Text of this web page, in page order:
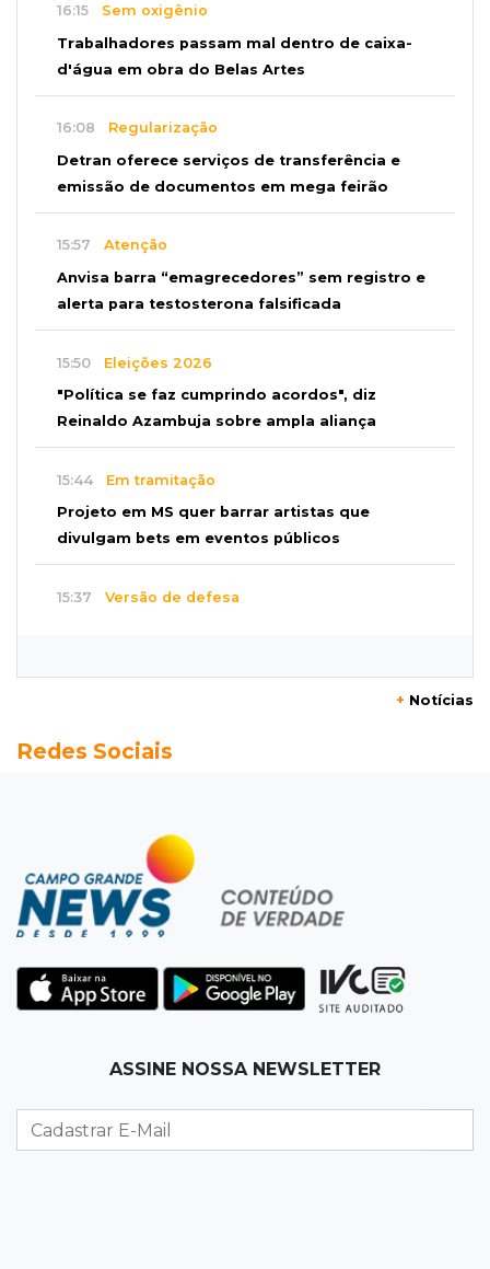
16:15 Sem oxigênio
Trabalhadores passam mal dentro de caixa-
d'água em obra do Belas Artes
16:08 Regularização
Detran oferece serviços de transferência e
emissão de documentos em mega feirão
15:57 Atenção
Anvisa barra “emagrecedores” sem registro e
alerta para testosterona falsificada
15:50 Eleições 2026
"Política se faz cumprindo acordos", diz
Reinaldo Azambuja sobre ampla aliança
15:44 Em tramitação
Projeto em MS quer barrar artistas que
divulgam bets em eventos públicos
15:37 Versão de defesa
Homem que atacou ex com motosserra na
Veículos
Rodamos 1.000 km com o Basalt; veja onde
ele mais surpreendeu
Morre aos 58 anos Luis Pedro Scalise,
arquiteto dos projetos fora do comum
Categorias de base
1ª etapa do Festival de Futebol Sub-11
+ Notícias
Redes Sociais
ASSINE NOSSA NEWSLETTER